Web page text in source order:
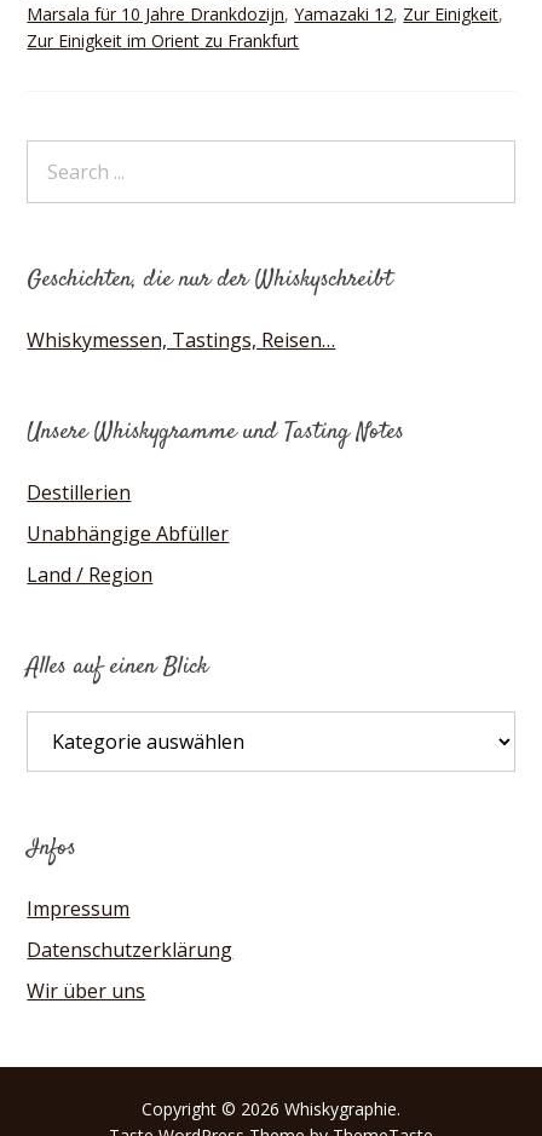
Marsala für 10 Jahre Drankdozijn,Yamazaki 12, Zur Einigkeit,
Zur Einigkeit im Orient zu Frankfurt
Geschichten, die nur der Whiskyschreibt
Whiskymessen, Tastings, Reisen…
Unsere Whiskygramme und Tasting Notes
Destillerien
Unabhängige Abfüller
Land / Region
Alles auf einen Blick
auf
Infos
Impressum
Datenschutzerklärung
Wir über uns
Copyright © 2026 Whiskygraphie.